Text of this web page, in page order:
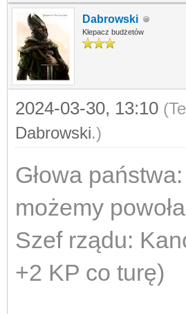
Dabrowski
Klepacz budżetów
2024-03-30, 13:10
Dabrowski.)
Głowa
możemy
Szef rządu:
+2 KP co turę)